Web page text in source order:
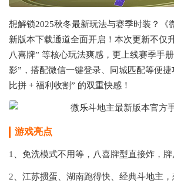
想解锁2025秋冬最新玩法与赛季时装？《
新版本下载通道全面开启！本次更新不仅
八喜牌” 等核心玩法爽感，更上线赛季手
影”，搭配微信一键登录、同城匹配等便
比拼 + 福利收割” 的双重快感！
游戏亮点
1、免洗模式不用等，八喜牌型直接炸，
2、江苏掼蛋、湖南跑得快、经典斗地主